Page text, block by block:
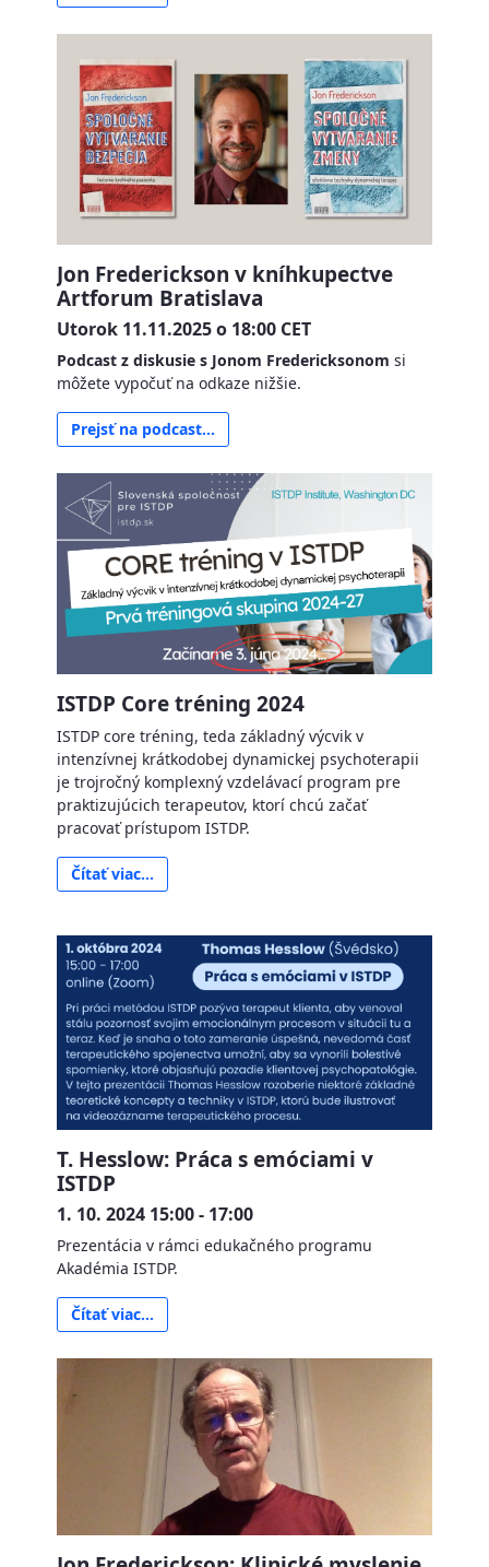
Jon Frederickson v kníhkupectve
Artforum Bratislava
Utorok 11.11.2025 o 18:00 CET
Podcast z diskusie s Jonom Fredericksonom si
môžete vypočuť na odkaze nižšie.
Prejsť na podcast...
ISTDP Core tréning 2024
ISTDP core tréning, teda základný výcvik v
intenzívnej krátkodobej dynamickej psychoterapii
je trojročný komplexný vzdelávací program pre
praktizujúcich terapeutov, ktorí chcú začať
pracovať prístupom ISTDP.
Čítať viac...
T. Hesslow: Práca s emóciami v
ISTDP
1. 10. 2024 15:00 - 17:00
Prezentácia v rámci edukačného programu
Akadémia ISTDP.
Čítať viac...